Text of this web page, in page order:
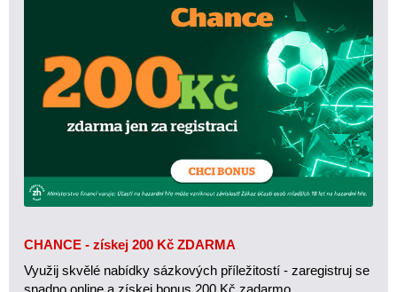
CHANCE - získej 200 Kč ZDARMA
Využij skvělé nabídky sázkových příležitostí - zaregistruj se
snadno online a získej bonus 200 Kč zadarmo.